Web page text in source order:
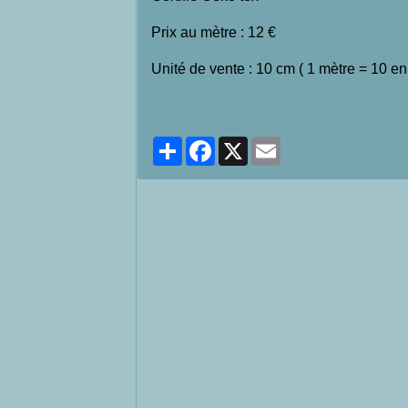
Prix au mètre : 12 €
Unité de vente : 10 cm ( 1 mètre = 10
PartagerFacebook
X